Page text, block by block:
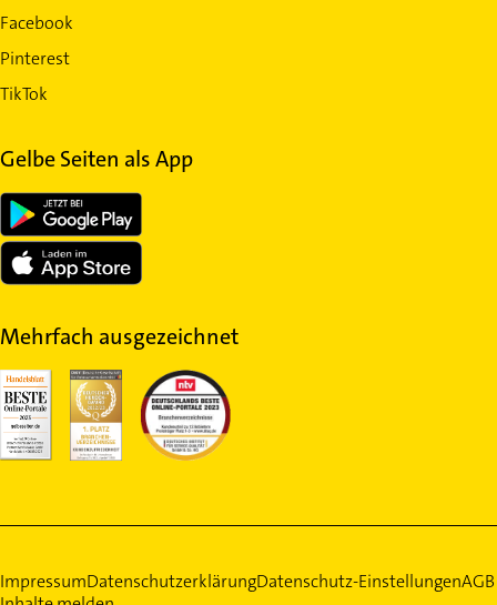
Facebook
Pinterest
TikTok
Gelbe Seiten als App
Mehrfach ausgezeichnet
ImpressumDatenschutzerklärungDatenschutz-EinstellungenAGB